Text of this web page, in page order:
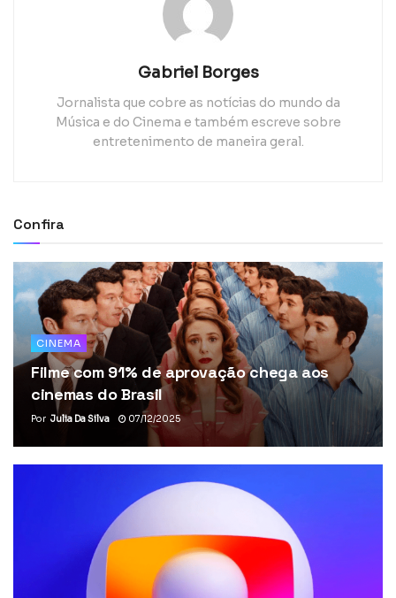
Gabriel Borges
Jornalista que cobre as notícias do mundo da
Música e do Cinema e também escreve sobre
entretenimento de maneira geral.
Confira
CINEMA
Filme com 91% de aprovação chega aos
cinemas do Brasil
Por Julia Da Silva 07/12/2025